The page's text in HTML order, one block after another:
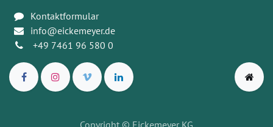
Kontaktformular
info@eickemeyer.de
+49 7461 96 580 0
Copyright © Eickemeyer KG